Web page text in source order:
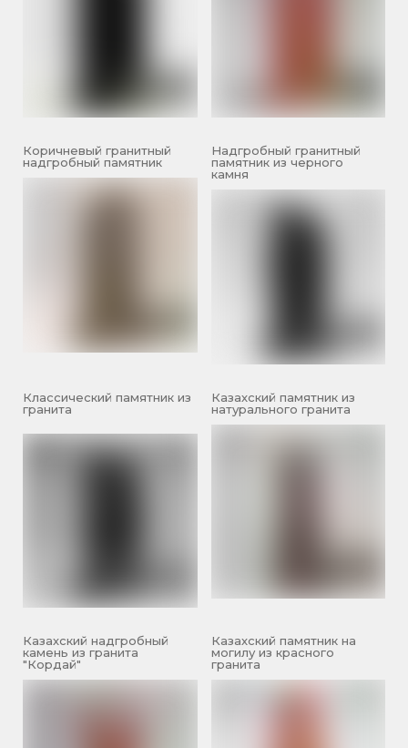
Коричневый гранитный
надгробный памятник
Надгробный гранитный
памятник из черного
камня
Классический памятник из
гранита
Казахский памятник из
натурального гранита
Казахский надгробный
камень из гранита
"Кордай"
Казахский памятник на
могилу из красного
гранита